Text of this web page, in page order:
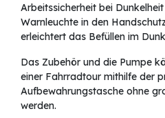
Arbeitssicherheit bei
Warnleuchte in den
erleichtert das Befüllen im
Das Zubehör und die Pumpe
einer Fahrradtour mithilfe der
Aufbewahrungstasche ohne
werden.